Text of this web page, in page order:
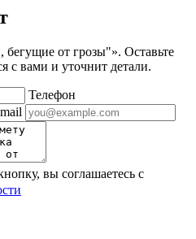
от грозы"». Оставьте
с вами и уточнит детали.
Телефон
вы соглашаетесь с